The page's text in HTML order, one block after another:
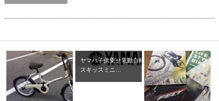
ヤマハ子供乗せ電動自転車 パ
スキッスミニ…